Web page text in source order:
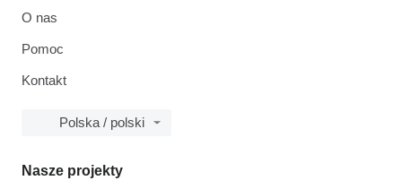
O nas
Pomoc
Kontakt
Polska / polski
Nasze projekty